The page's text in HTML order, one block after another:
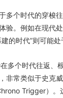
多个时代的穿梭
验。例如在现代
的时代”则可能处
多个时代往返、
非常类似于史克
Trigger）。